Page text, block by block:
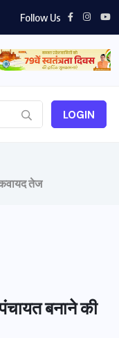
Follow Us
LOGIN
कवायद तेज
पंचायत बनाने की